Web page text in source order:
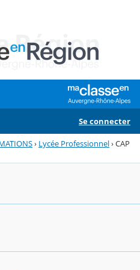
Se connecter
› Lycée Professionnel›CAP